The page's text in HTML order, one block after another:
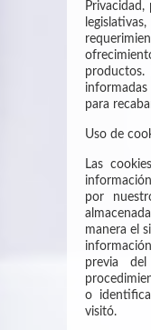
productos.
para
Uso de
Las
por
manera el
previa
o
visitó.